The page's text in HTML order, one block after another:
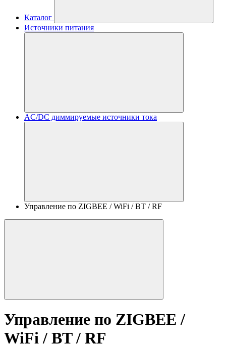
Каталог
Источники питания
AC/DC диммируемые источники тока
Управление по ZIGBEE / WiFi / BT / RF
Управление по ZIGBEE /
WiFi / BT / RF